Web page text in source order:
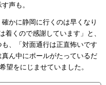
声も。
かに静岡に行くのは早くなり
着くので感謝しています」と、
、「対面通行は正直怖いです
ん中にポールがたっているだ
望をにじませていました。